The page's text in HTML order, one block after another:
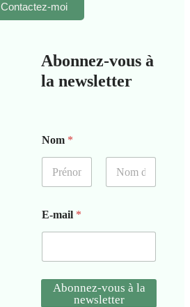
Contactez-moi
Abonnez-vous à
la newsletter
o
m
a
i
l
Nom *
E-mail *
Abonnez-vous à la
newsletter